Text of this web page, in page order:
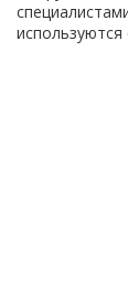
используются